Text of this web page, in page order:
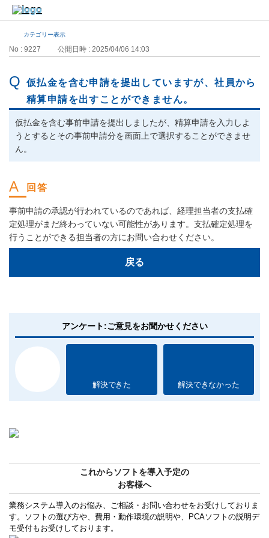
カテゴリー表示
No : 9227 公開日時 : 2025/04/06 14:03
仮払金を含む申請を提出していますが、社員から
精算申請を出すことができません。
仮払金を含む事前申請を提出しましたが、精算申請を入力しよ
うとするとその事前申請分を画面上で選択することができませ
ん。
事前申請の承認が行われているのであれば、経理担当者の支払確
定処理がまだ終わっていない可能性があります。支払確定処理を
行うことができる担当者の方にお問い合わせください。
戻る
アンケート:ご意見をお聞かせください
解決できた 解決できなかった
これからソフトを導入予定の
お客様へ
業務システム導入のお悩み、ご相談・お問い合わせをお受けしておりま
す。ソフトの選び方や、費用・動作環境の説明や、PCAソフトの説明デ
モ受付もお受けしております。